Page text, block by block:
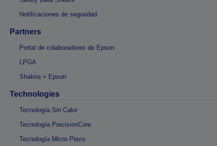
Notificaciones de seguridad
Partners
Portal de colaboradores de Epson
LPGA
Shakira + Epson
Technologies
Tecnología Sin Calor
Tecnología PrecisionCore
Tecnología Micro Piezo